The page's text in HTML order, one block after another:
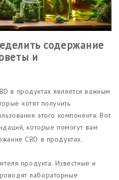
содержание
и
в продуктах является важным
хотят получить
этого компонента. Вот
которые помогут вам
CBD в продуктах.
продукта. Известные и
лабораторные